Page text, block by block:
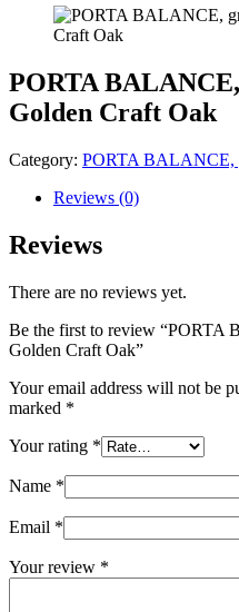
PORTA
Golden Craft Oak
Category: PORTA BALANCE,
Reviews (0)
Reviews
There are no reviews yet.
Be the first to review “PORTA
Golden Craft Oak”
Your email address will not be
marked *
Your rating *
Name *
Email *
Your review *